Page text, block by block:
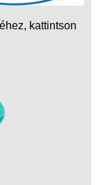
kattintson